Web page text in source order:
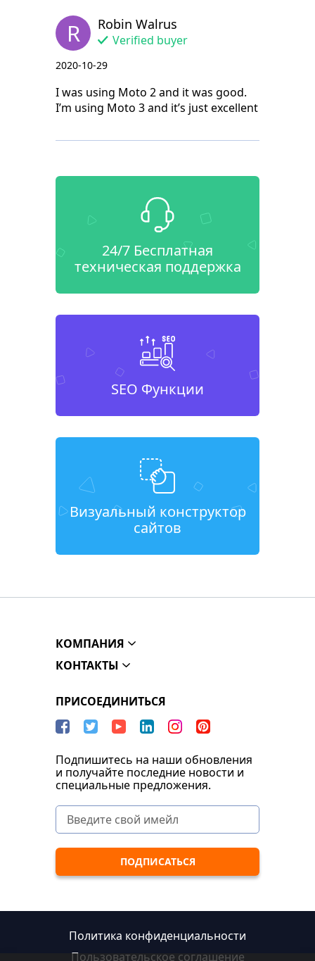
R Robin Walrus
Verified buyer
2020-10-29
I was using Moto 2 and it was good.
I’m using Moto 3 and it’s just excellent
24/7 Бесплатная
техническая поддержка
SEO Функции
Визуальный конструктор
сайтов
КОМПАНИЯ
КОНТАКТЫ
ПРИСОЕДИНИТЬСЯ
Подпишитесь на наши обновления
и получайте последние новости и
специальные предложения.
Политика конфиденциальности
Пользовательское соглашение